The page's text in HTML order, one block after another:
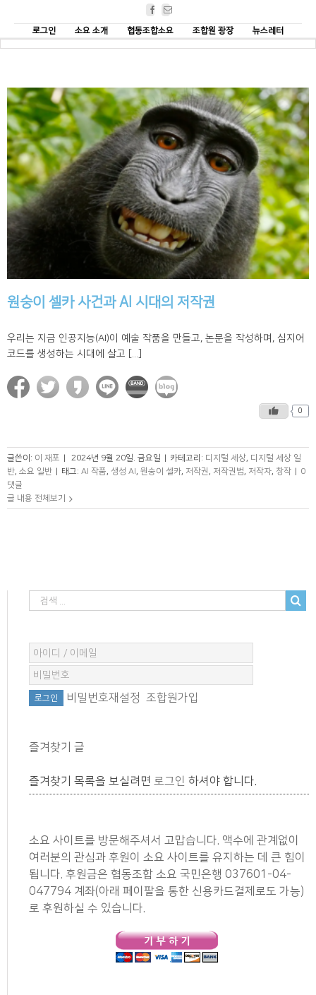
Facebook
로그인
소요 소개 협동조합소요 조합원 광장 뉴스레터
원숭이 셀카 사건과 AI 시대의 저작권
우리는 지금 인공지능(AI)이 예술 작품을 만들고, 논문을 작성하며, 심지어
코드를 생성하는 시대에 살고 [...]
0
글쓴이: 이 재포 | 2024년 9월 20일. 금요일 | 카테고리: 디지털 세상, 디지털 세상 일
반, 소요 일반 | 태그: AI 작품, 생성 AI, 원숭이 셀카, 저작권 , 저작권법, 저작자, 창작 | 0
댓글
글 내용 전체보기
비밀번호재설정 조합원가입
즐겨찾기 글
즐겨찾기 목록을 보실려면 로그인 하셔야 합니다.
소요 사이트를 방문해주셔서 고맙습니다. 액수에 관계없이
여러분의 관심과 후원이 소요 사이트를 유지하는 데 큰 힘이
됩니다. 후원금은 협동조합 소요 국민은행 037601-04-
047794 계좌(아래 페이팔을 통한 신용카드결제로도 가능)
로 후원하실 수 있습니다.